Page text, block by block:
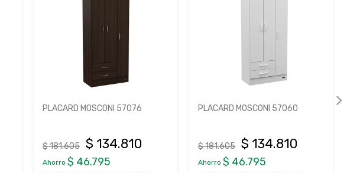
PLACARD MOSCONI 57076
$ 181.605 $ 134.810
Ahorro $ 46.795
PLACARD MOSCONI 57060
$ 181.605 $ 134.810
Ahorro $ 46.795